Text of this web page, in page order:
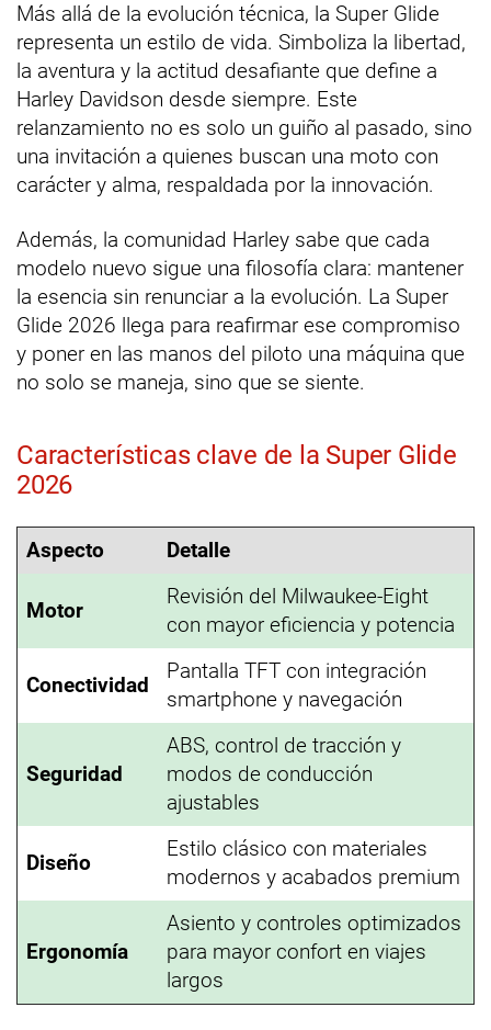
Más allá de la evolución técnica, la Super Glide
representa un estilo de vida. Simboliza la libertad,
la aventura y la actitud desafiante que define a
Harley Davidson desde siempre. Este
relanzamiento no es solo un guiño al pasado, sino
una invitación a quienes buscan una moto con
carácter y alma, respaldada por la innovación.
Además, la comunidad Harley sabe que cada
modelo nuevo sigue una filosofía clara: mantener
la esencia sin renunciar a la evolución. La Super
Glide 2026 llega para reafirmar ese compromiso
y poner en las manos del piloto una máquina que
no solo se maneja, sino que se siente.
Características clave de la Super Glide
2026
Aspecto Detalle
Motor
Revisión del Milwaukee-Eight
con mayor eficiencia y potencia
Conectividad
Pantalla TFT con integración
smartphone y navegación
Seguridad
ABS, control de tracción y
modos de conducción
ajustables
Diseño
Estilo clásico con materiales
modernos y acabados premium
Ergonomía
Asiento y controles optimizados
para mayor confort en viajes
largos